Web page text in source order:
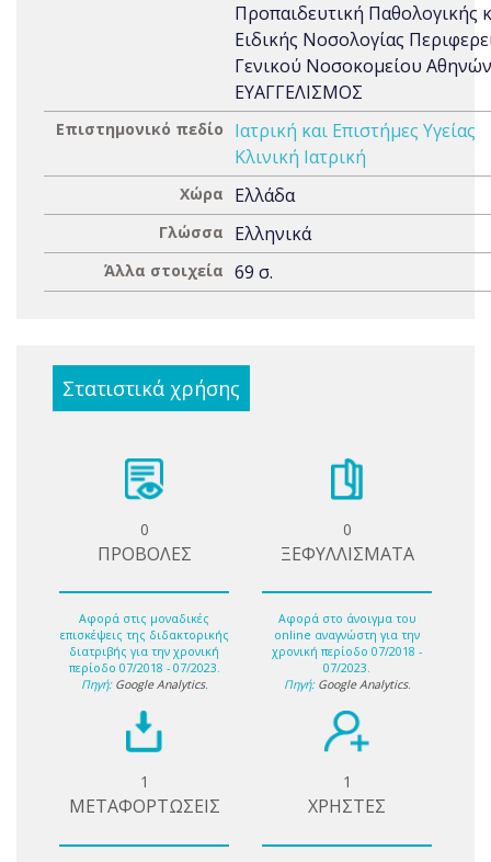
Προπαιδευτική Παθολογικής
Ειδικής Νοσολογίας
Γενικού Νοσοκομείου Αθηνών
ΕΥΑΓΓΕΛΙΣΜΟΣ
Επιστημονικό πεδίο
Ιατρική και Επιστήμες Υγείας
Κλινική Ιατρική
Χώρα Ελλάδα
Γλώσσα Ελληνικά
Άλλα στοιχεία 69 σ.
Στατιστικά χρήσης
0
ΠΡΟΒΟΛΕΣ
Αφορά στις μοναδικές
επισκέψεις της διδακτορικής
διατριβής για την χρονική
περίοδο 07/2018 - 07/2023.
Πηγή: Google Analytics.
0
ΞΕΦΥΛΛΙΣΜΑΤΑ
Αφορά στο άνοιγμα του
online αναγνώστη για την
χρονική περίοδο 07/2018 -
07/2023.
Πηγή: Google Analytics.
1
ΜΕΤΑΦΟΡΤΩΣΕΙΣ
1
ΧΡΗΣΤΕΣ